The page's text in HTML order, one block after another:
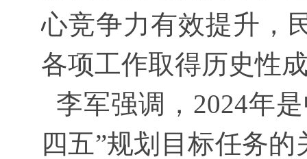
心竞争力有效提升，
各项工作取得历史性
李军强调，2024年
四五”规划目标任务